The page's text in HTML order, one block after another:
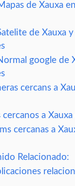
de Xauxa
de Xauxa y
google de
cercans a
cercanos a
cercanas a
Relacionado: